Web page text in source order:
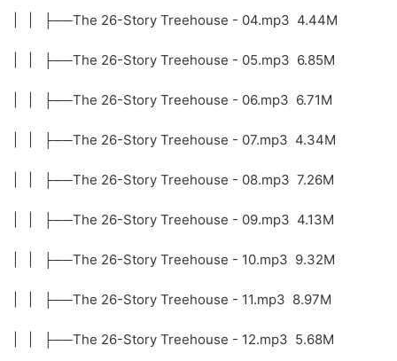
| | ├──The 26-Story Treehouse - 04.mp3 4.44M
| | ├──The 26-Story Treehouse - 05.mp3 6.85M
| | ├──The 26-Story Treehouse - 06.mp3 6.71M
| | ├──The 26-Story Treehouse - 07.mp3 4.34M
| | ├──The 26-Story Treehouse - 08.mp3 7.26M
| | ├──The 26-Story Treehouse - 09.mp3 4.13M
| | ├──The 26-Story Treehouse - 10.mp3 9.32M
| | ├──The 26-Story Treehouse - 11.mp3 8.97M
| | ├──The 26-Story Treehouse - 12.mp3 5.68M